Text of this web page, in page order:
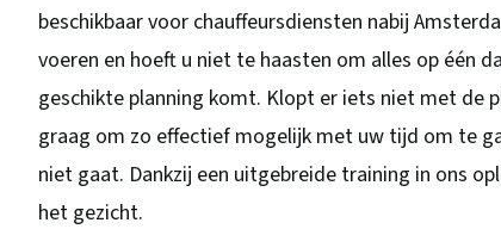
beschikbaar voor chauffeursdiensten nabij
voeren en hoeft u niet te haasten om alles op één
geschikte planning komt. Klopt er iets niet met de
graag om zo effectief mogelijk met uw tijd om te
niet gaat. Dankzij een uitgebreide training in ons
het gezicht.